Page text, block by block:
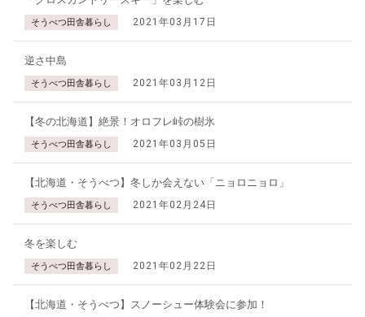
そうべつ田舎暮らし 2021年03月17日
逆さ中島
そうべつ田舎暮らし 2021年03月12日
【冬の北海道】絶景！オロフレ峠の樹氷
そうべつ田舎暮らし 2021年03月05日
【北海道・そうべつ】冬しか会えない「ニョロニョロ」
そうべつ田舎暮らし 2021年02月24日
冬を楽しむ
そうべつ田舎暮らし 2021年02月22日
【北海道・そうべつ】スノーシュー体験会に参加！